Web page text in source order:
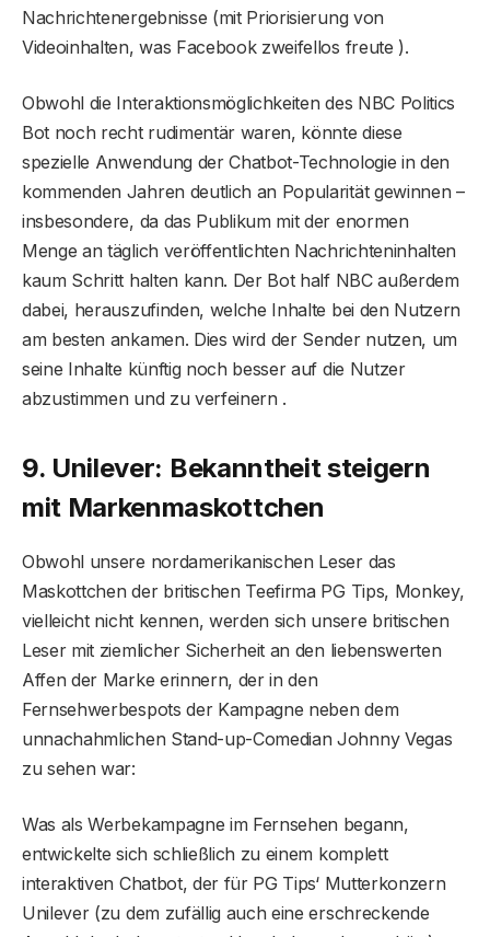
Nachrichtenergebnisse (mit Priorisierung von
Videoinhalten, was Facebook zweifellos freute ).
Obwohl die Interaktionsmöglichkeiten des NBC Politics
Bot noch recht rudimentär waren, könnte diese
spezielle Anwendung der Chatbot-Technologie in den
kommenden Jahren deutlich an Popularität gewinnen –
insbesondere, da das Publikum mit der enormen
Menge an täglich veröffentlichten Nachrichteninhalten
kaum Schritt halten kann. Der Bot half NBC außerdem
dabei, herauszufinden, welche Inhalte bei den Nutzern
am besten ankamen. Dies wird der Sender nutzen, um
seine Inhalte künftig noch besser auf die Nutzer
abzustimmen und zu verfeinern .
9. Unilever: Bekanntheit steigern
mit Markenmaskottchen
Obwohl unsere nordamerikanischen Leser das
Maskottchen der britischen Teefirma PG Tips, Monkey,
vielleicht nicht kennen, werden sich unsere britischen
Leser mit ziemlicher Sicherheit an den liebenswerten
Affen der Marke erinnern, der in den
Fernsehwerbespots der Kampagne neben dem
unnachahmlichen Stand-up-Comedian Johnny Vegas
zu sehen war:
Was als Werbekampagne im Fernsehen begann,
entwickelte sich schließlich zu einem komplett
interaktiven Chatbot, der für PG Tips‘ Mutterkonzern
Unilever (zu dem zufällig auch eine erschreckende